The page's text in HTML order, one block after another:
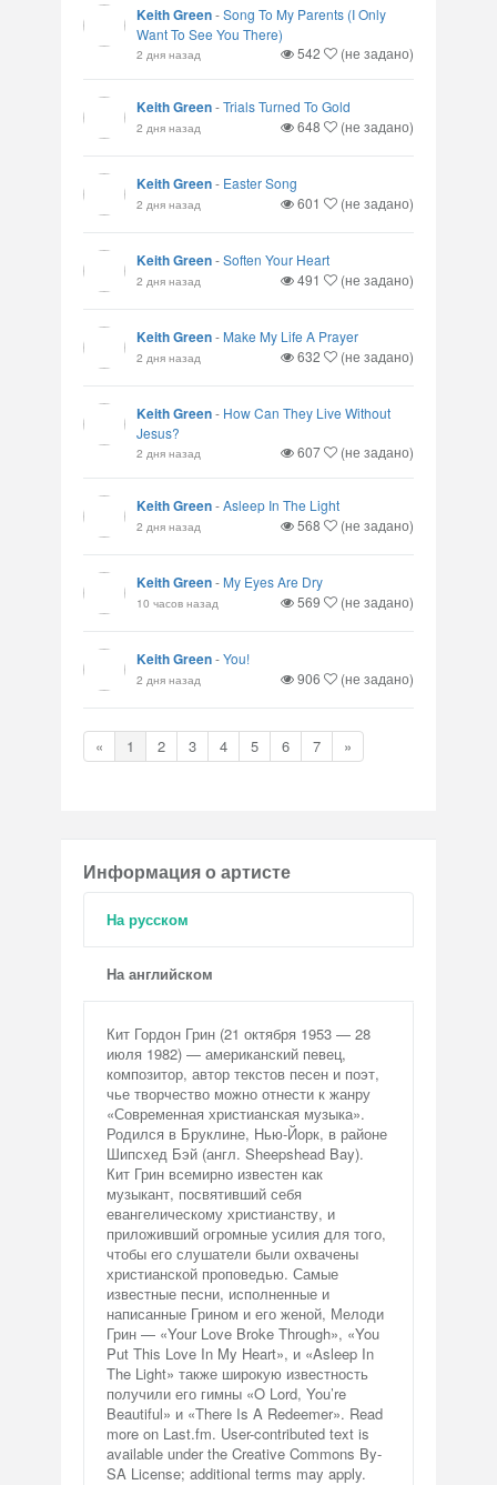
Keith Green-Song To My Parents (I Only
Want To See You There)
2 дня назад 542 (не задано)
Keith Green-Trials Turned To Gold
2 дня назад 648 (не задано)
Keith Green- Easter Song
2 дня назад 601 (не задано)
Keith Green-Soften Your Heart
2 дня назад 491 (не задано)
Keith Green- Make My Life A Prayer
2 дня назад 632 (не задано)
Keith Green- How Can They Live Without
Jesus?
2 дня назад 607 (не задано)
Keith Green-Asleep In The Light
2 дня назад 568 (не задано)
Keith Green- My Eyes Are Dry
10 часов назад 569 (не задано)
Keith Green-You!
2 дня назад 906 (не задано)
« 1 2 3 4 5 6 7 »
Информация о артисте
На русском
На английском
Кит Гордон Грин (21 октября 1953 — 28
июля 1982) — американский певец,
композитор, автор текстов песен и поэт,
чье творчество можно отнести к жанру
«Современная христианская музыка».
Родился в Бруклине, Нью-Йорк, в районе
Шипсхед Бэй (англ. Sheepshead Bay).
Кит Грин всемирно известен как
музыкант, посвятивший себя
евангелическому христианству, и
приложивший огромные усилия для того,
чтобы его слушатели были охвачены
христианской проповедью. Самые
известные песни, исполненные и
написанные Грином и его женой, Мелоди
Грин — «Your Love Broke Through», «You
Put This Love In My Heart», и «Asleep In
The Light» также широкую известность
получили его гимны «O Lord, You’re
Beautiful» и «There Is A Redeemer». Read
more on Last.fm. User-contributed text is
available under the Creative Commons By-
SA License; additional terms may apply.